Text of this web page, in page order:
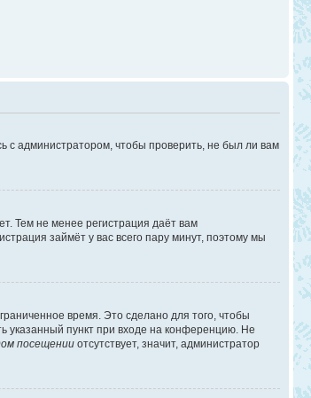
с администратором, чтобы проверить, не был ли вам
Тем не менее регистрация даёт вам
займёт у вас всего пару минут, поэтому мы
время. Это сделано для того, чтобы
указанный пункт при входе на конференцию. Не
посещении отсутствует, значит, администратор